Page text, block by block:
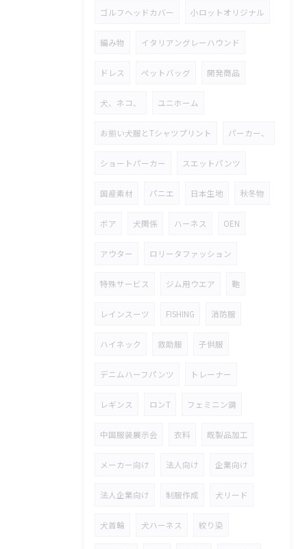
ゴルフヘッドカバー 小ロットオリジナル
編み物 イタリアングレーハウンド
ドレス ペットバッグ 開発商品
犬、ネコ、 ユニホーム
お揃い犬服とTシャツプリント パーカー、
ショートパーカー スエットパンツ
国産素材 パニエ 日本生地 秋冬物
ボア 犬関係 ハーネス OEN
アウター ロリータファッション
特殊サービス ジム用ウエア 鞄
レインスーツ FISHING 消防服
ハイネック 救助服 子供服
デニムハーフパンツ トレーナー
レギンス ロンT フェミニン調
中国服装展示会 衣料 既製品加工
メーカー向け 法人向け 企業向け
法人企業向け 制服作成 犬リード
犬首輪 犬ハーネス 絞り染